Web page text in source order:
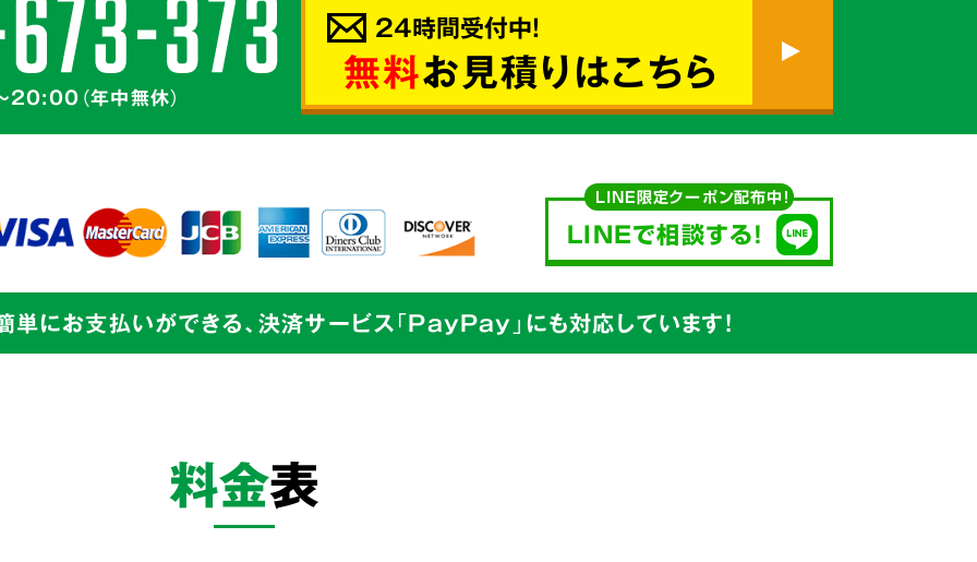
真心を
込めて対応
に
ミの片づけ
丁寧な
て頂きます。
余計な
業界最安値を
（年中無休）
24時間受付中!
無料お見積りはこちら
LINE限定クーポン配布中！
LINEで相談する!
単にお支払いができる、決済サービス「PayPay」にも対応しています!
料金表